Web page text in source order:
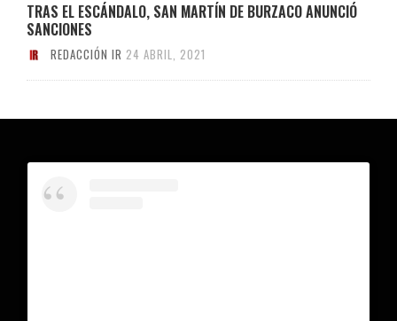
TRAS EL ESCÁNDALO, SAN MARTÍN DE BURZACO ANUNCIÓ
SANCIONES
REDACCIÓN IR 24 ABRIL, 2021